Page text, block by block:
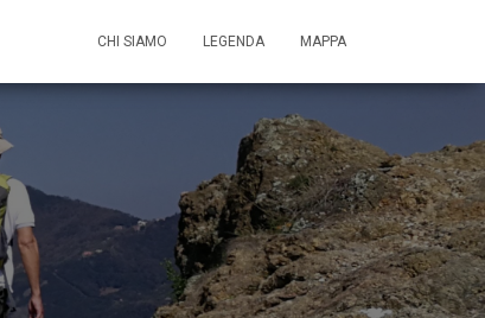
CHI SIAMO LEGENDA MAPPA